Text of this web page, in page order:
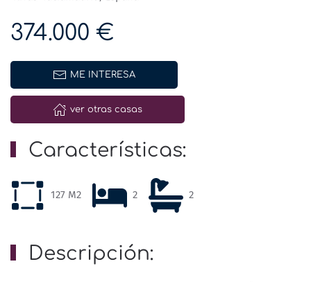
374.000 €
ME INTERESA
ver otras casas
Características:
127 M2 2 2
Descripción: